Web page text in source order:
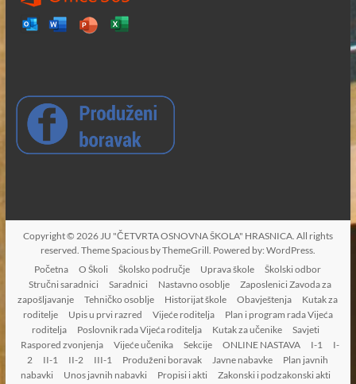
Copyright © 2026JU "ČETVRTA OSNOVNA ŠKOLA" HRASNICA. All rights
reserved. ThemeSpaciousby ThemeGrill. Powered by: WordPress.
Početna
O Školi Školsko područje Uprava škole
Školski odbor
Stručni saradnici
Saradnici Nastavno osoblje
Zaposlenici Zavoda za
zapošljavanje
Tehničko osoblje Historijat škole Obavještenja
Kutak za
roditelje
Upis u prvi razred Vijeće roditelja
Plan i program rada Vijeća
roditelja
Poslovnik rada Vijeća roditelja Kutak za učenike
Savjeti
Raspored zvonjenja
Vijeće učenika Sekcije ONLINE NASTAVA I-1
I-
2
II-1 II-2 III-1 Produženi boravak Javne nabavke
Plan javnih
nabavki
Unos javnih nabavki Propisi i akti Zakonski i podzakonski akti